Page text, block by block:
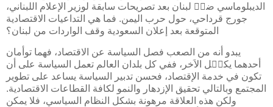
الديبلوماسي ضد٘ لبنان بعد تصريحات سابقة لوزير الإعلام اللبناني،
جورج قرداحي، حول حرب اليمن. فما هي التداعيات الاقتصادية
المتوقعة بعد إعلان السعودية وقف الواردات من لبنان؟
يبدو أنه من الصعب فصل السياسة عن الاقتصاد، فهما توأمان
أحدهما يكم٘ل الاَخر، ففي كل بلدان العالم تعمل السياسة على أن
تكون في خدمة الإقتصاد، فحسن تدبير السياسة يساعد على تطوير
المجتمع وبالتالي تحقيق الإزدهار والنمو لكافة القطاعات الاقتصادية.
ولكن هذه العلاقة مرهونة بشكل النظام السياسي، فلا يمكن